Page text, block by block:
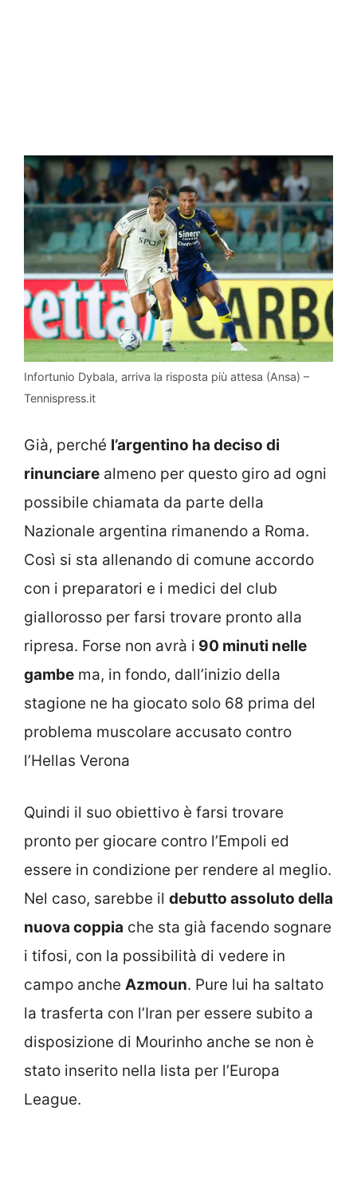
Infortunio Dybala, arriva la risposta più attesa (Ansa) –
Tennispress.it
Già, perché l’argentino ha deciso di
rinunciare almeno per questo giro ad ogni
possibile chiamata da parte della
Nazionale argentina rimanendo a Roma.
Così si sta allenando di comune accordo
con i preparatori e i medici del club
giallorosso per farsi trovare pronto alla
ripresa. Forse non avrà i 90 minuti nelle
gambe ma, in fondo, dall’inizio della
stagione ne ha giocato solo 68 prima del
problema muscolare accusato contro
l’Hellas Verona
Quindi il suo obiettivo è farsi trovare
pronto per giocare contro l’Empoli ed
essere in condizione per rendere al meglio.
Nel caso, sarebbe il debutto assoluto della
nuova coppia che sta già facendo sognare
i tifosi, con la possibilità di vedere in
campo anche Azmoun. Pure lui ha saltato
la trasferta con l’Iran per essere subito a
disposizione di Mourinho anche se non è
stato inserito nella lista per l’Europa
League.